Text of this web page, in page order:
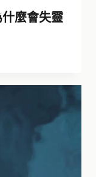
麼會失靈